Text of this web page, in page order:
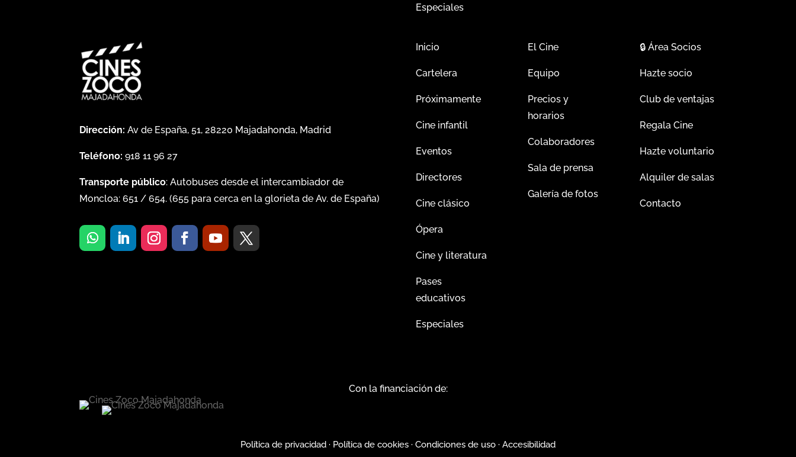
Especiales
Dirección: Av de España, 51, 28220 Majadahonda, Madrid
Teléfono: 918 11 96 27
Transporte público: Autobuses desde el intercambiador de
Moncloa:651 /654. (655 para cerca en la glorieta de Av. de España)
Inicio
Cartelera
Próximamente
Cine infantil
Eventos
Directores
Cine clásico
Ópera
Cine y literatura
Pases
educativos
Especiales
El Cine
Equipo
Precios y
horarios
Colaboradores
Sala de prensa
Galería de fotos
🔒Área Socios
Hazte socio
Club de ventajas
Regala Cine
Hazte voluntario
Alquiler de salas
Contacto
Con la financiación de:
Política de privacidad · Política de cookies · Condiciones de uso · Accesibilidad